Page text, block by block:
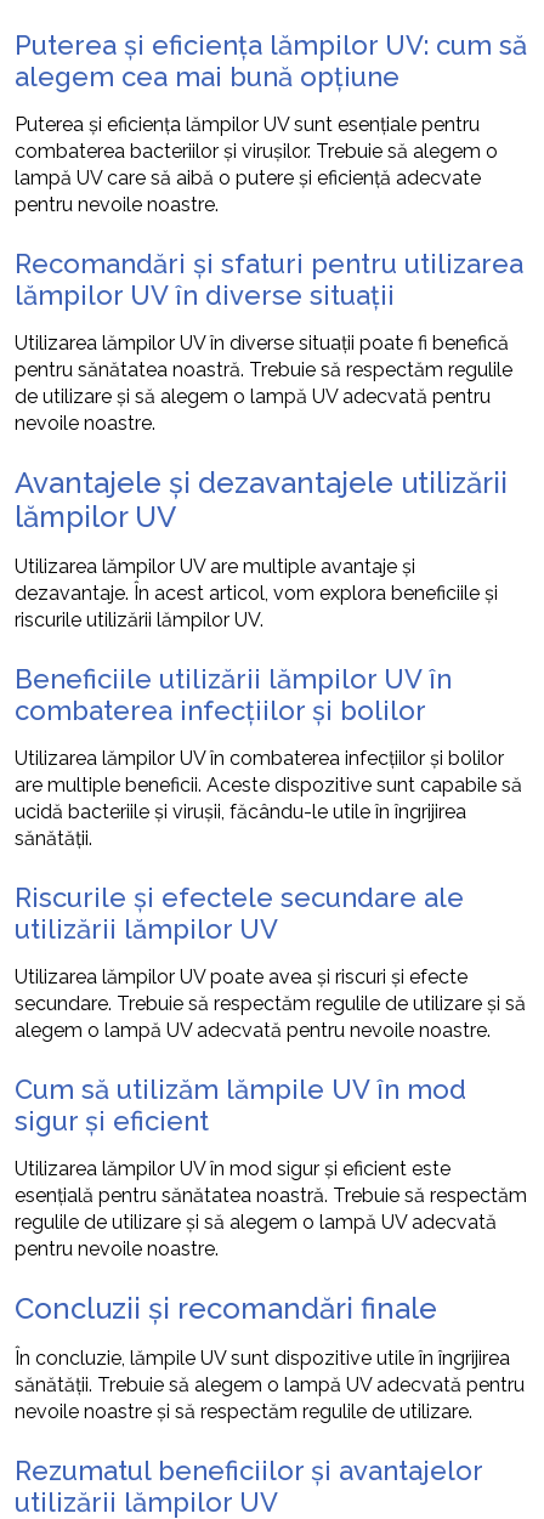
Puterea și eficiența lămpilor UV: cum să
alegem cea mai bună opțiune
Puterea și eficiența lămpilor UV sunt esențiale pentru
combaterea bacteriilor și virușilor. Trebuie să alegem o
lampă UV care să aibă o putere și eficiență adecvate
pentru nevoile noastre.
Recomandări și sfaturi pentru utilizarea
lămpilor UV în diverse situații
Utilizarea lămpilor UV în diverse situații poate fi benefică
pentru sănătatea noastră. Trebuie să respectăm regulile
de utilizare și să alegem o lampă UV adecvată pentru
nevoile noastre.
Avantajele și dezavantajele utilizării
lămpilor UV
Utilizarea lămpilor UV are multiple avantaje și
dezavantaje. În acest articol, vom explora beneficiile și
riscurile utilizării lămpilor UV.
Beneficiile utilizării lămpilor UV în
combaterea infecțiilor și bolilor
Utilizarea lămpilor UV în combaterea infecțiilor și bolilor
are multiple beneficii. Aceste dispozitive sunt capabile să
ucidă bacteriile și virușii, făcându-le utile în îngrijirea
sănătății.
Riscurile și efectele secundare ale
utilizării lămpilor UV
Utilizarea lămpilor UV poate avea și riscuri și efecte
secundare. Trebuie să respectăm regulile de utilizare și să
alegem o lampă UV adecvată pentru nevoile noastre.
Cum să utilizăm lămpile UV în mod
sigur și eficient
Utilizarea lămpilor UV în mod sigur și eficient este
esențială pentru sănătatea noastră. Trebuie să respectăm
regulile de utilizare și să alegem o lampă UV adecvată
pentru nevoile noastre.
Concluzii și recomandări finale
În concluzie, lămpile UV sunt dispozitive utile în îngrijirea
sănătății. Trebuie să alegem o lampă UV adecvată pentru
nevoile noastre și să respectăm regulile de utilizare.
Rezumatul beneficiilor și avantajelor
utilizării lămpilor UV